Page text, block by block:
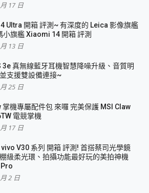
17 日
Ultra 開箱 評測~ 有深度的 Leica 影像旗艦
小旗艦 Xiaomi 14 開箱 評測
13 日
3e 真無線藍牙耳機智慧降噪升級、音質明
支援雙設備連接~
25 日
掌機專屬配件包 來囉 完美保護 MSI Claw
電競掌機
17 日
vivo V30 系列 開箱 評測! 首搭蔡司光學鏡
級柔光環、拍攝功能最好玩的美拍神機
2 日